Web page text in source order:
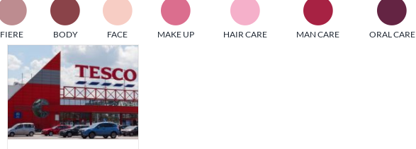
TESPI MEDIAGROUP racchiude un pool di società di comunicazione
ed editrici specializzate nell’informazione b2b. Edizioni Turbo, in
particolare, attraverso numerose riviste verticali, fornisce strumenti di
informazione che coinvolgono gli attori nei settori beauty, food,
technology, entertainment e sport.
Stay tuned!
FIERE BODY FACE MAKE UP HAIR CARE MAN CARE ORAL CARE
nuove referenze
beauty al suo shop
online